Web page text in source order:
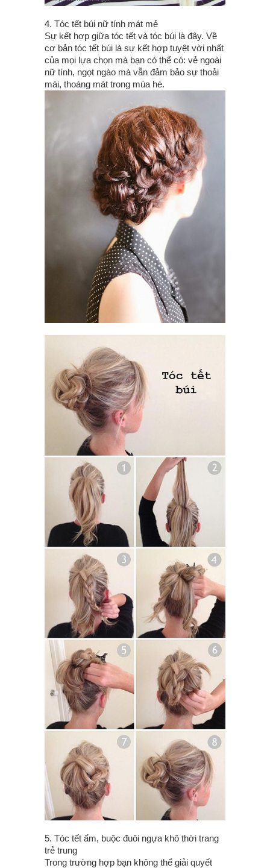
4. Tóc tết búi nữ tính mát mẻ
Sự kết hợp giữa tóc tết và tóc búi là đây. Về
cơ bản tóc tết búi là sự kết hợp tuyệt vời nhất
của mọi lựa chọn mà bạn có thể có: vẻ ngoài
nữ tính, ngọt ngào mà vẫn đảm bảo sự thoải
mái, thoáng mát trong mùa hè.
5. Tóc tết ẩm, buộc đuôi ngựa khô thời trang
trẻ trung
Trong trường hợp bạn không thể giải quyết